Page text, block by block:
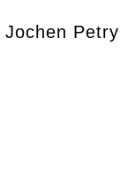
Jochen Petry